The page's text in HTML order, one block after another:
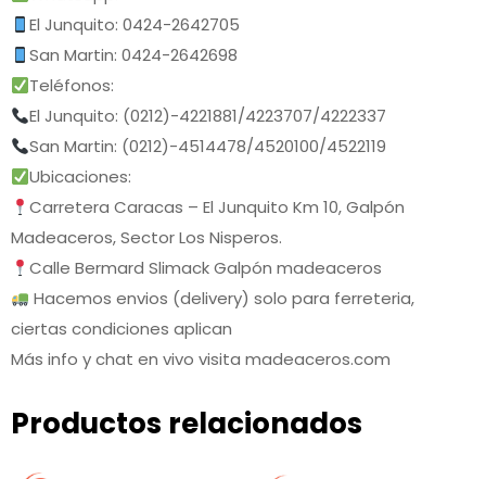
El Junquito: 0424-2642705
San Martin: 0424-2642698
Teléfonos:
El Junquito: (0212)-4221881/4223707/4222337
San Martin: (0212)-4514478/4520100/4522119
Ubicaciones:
Carretera Caracas – El Junquito Km 10, Galpón
Madeaceros, Sector Los Nisperos.
Calle Bermard Slimack Galpón madeaceros
Hacemos envios (delivery) solo para ferreteria,
ciertas condiciones aplican
Más info y chat en vivo visita madeaceros.com
Productos relacionados